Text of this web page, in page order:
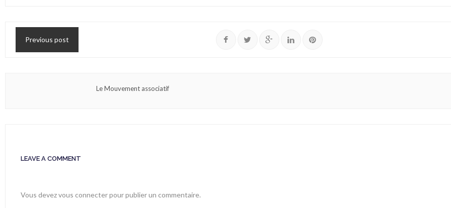
Previous post
Le Mouvement associatif
LEAVE A COMMENT
Vous devezvous connecterpour publier un commentaire.